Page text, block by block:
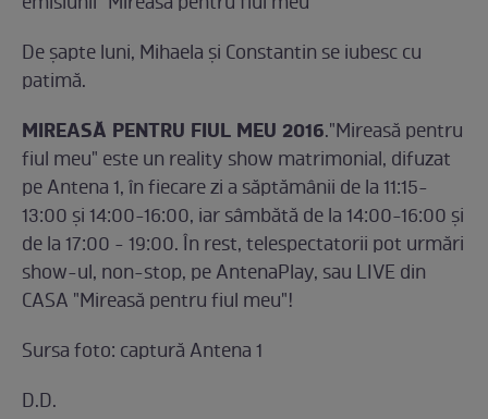
De şapte luni, Mihaela şi Constantin se iubesc cu
patimă.
MIREASĂ PENTRU FIUL MEU 2016."Mireasă pentru
fiul meu" este un reality show matrimonial, difuzat
pe Antena 1, în fiecare zi a săptămânii de la 11:15-
13:00 şi 14:00-16:00, iar sâmbătă de la 14:00-16:00 şi
de la 17:00 - 19:00. În rest, telespectatorii pot urmări
show-ul, non-stop, pe AntenaPlay, sau LIVE din
CASA "Mireasă pentru fiul meu"!
Sursa foto: captură Antena 1
D.D.